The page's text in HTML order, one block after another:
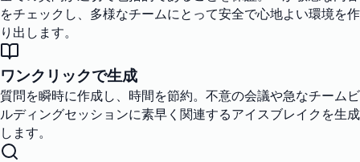
をチェックし、多様なチームにとって安全で心地よい環境を作
り出します。
ワンクリックで生成
質問を瞬時に作成し、時間を節約。不意の会議や急なチームビ
ルディングセッションに素早く関連するアイスブレイクを生成
します。